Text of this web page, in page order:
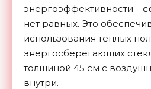
энергоэффективности –
нет равных. Это
использования теплых
энергосберегающих
толщиной 45 см с
внутри.